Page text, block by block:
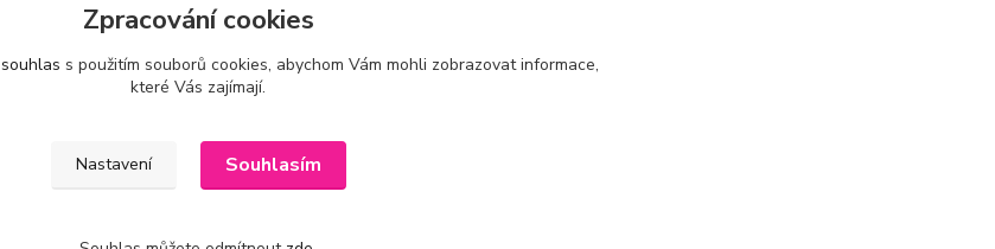
Zpracování cookies
souhlas s použitím souborů cookies, abychom Vám mohli zobrazovat informace,
které Vás zajímají.
Nastavení Souhlasím